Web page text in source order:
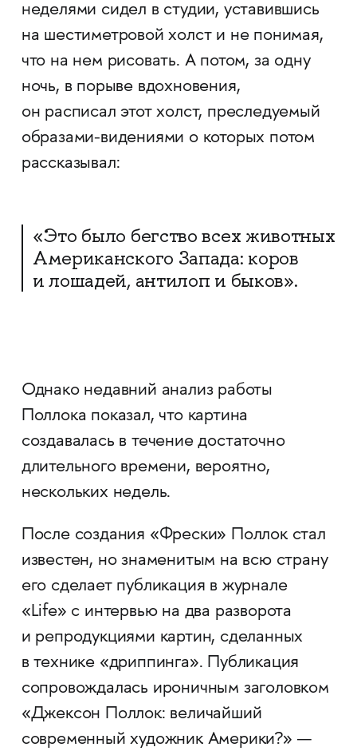
неделями сидел в студии, уставившись
на шестиметровой холст и не понимая,
что на нем рисовать. А потом, за одну
ночь, в порыве вдохновения,
он расписал этот холст, преследуемый
образами-видениями о которых потом
рассказывал:
«Это было бегство всех животных
Американского Запада: коров
и лошадей, антилоп и быков».
Однако недавний анализ работы
Поллока показал, что картина
создавалась в течение достаточно
длительного времени, вероятно,
нескольких недель.
После создания «Фрески» Поллок стал
известен, но знаменитым на всю страну
его сделает публикация в журнале
«Life» с интервью на два разворота
и репродукциями картин, сделанных
в технике «дриппинга». Публикация
сопровождалась ироничным заголовком
«Джексон Поллок: величайший
современный художник Америки?» —